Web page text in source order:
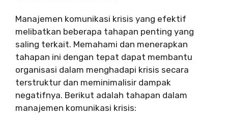
Manajemen komunikasi krisis yang efektif
melibatkan beberapa tahapan penting yang
saling terkait. Memahami dan menerapkan
tahapan ini dengan tepat dapat membantu
organisasi dalam menghadapi krisis secara
terstruktur dan meminimalisir dampak
negatifnya. Berikut adalah tahapan dalam
manajemen komunikasi krisis: